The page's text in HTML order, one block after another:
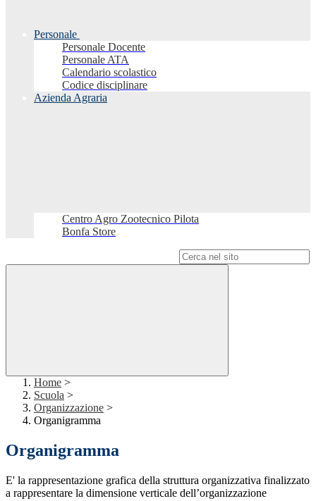
Personale
Personale Docente
Personale ATA
Calendario scolastico
Codice disciplinare
Azienda Agraria
Centro Agro Zootecnico Pilota
Bonfa Store
Home >
Scuola >
Organizzazione >
Organigramma
Organigramma
E' la rappresentazione grafica della struttura organizzativa finalizzato
a rappresentare la dimensione verticale dell’organizzazione